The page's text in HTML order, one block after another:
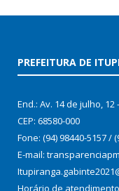
PREFEITURA DE
End.: Av. 14 de julho, 12
CEP: 68580-000
Fone: (94) 98440-5157 /
E-mail:
Horário de